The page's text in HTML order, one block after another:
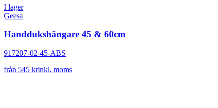
I lager
Geesa
Handdukshängare 45 & 60cm
917207-02-45-ABS
från 545 krinkl. moms